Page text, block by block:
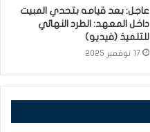
عاجل: بعد قيامه بتحدي المبيت
داخل المعهد: الطرد النهائي
للتلميذ (فيديو)
17 نوفمبر 2025